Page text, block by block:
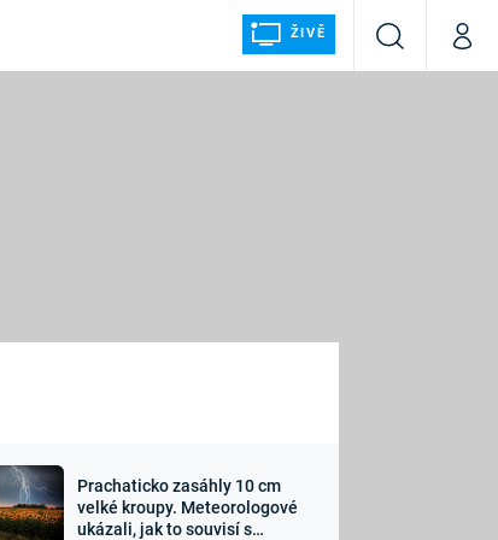
ŽIVĚ
VyhledáváníMůj
Sledujte nás
Prachaticko zasáhly 10 cm
velké kroupy. Meteorologové
ukázali, jak to souvisí s